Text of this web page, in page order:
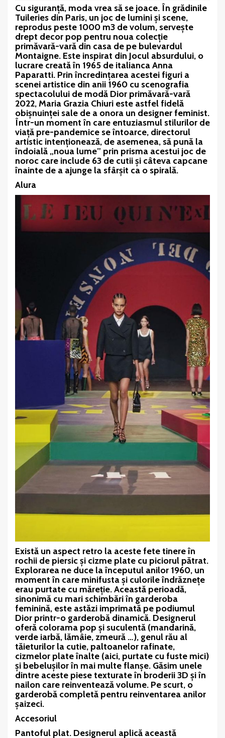
Cu siguranță, moda vrea să se joace. În grădinile
Tuileries din Paris, un joc de lumini și scene,
reprodus peste 1000 m3 de volum, servește
drept decor pop pentru noua colecție
primăvară-vară din casa de pe bulevardul
Montaigne. Este inspirat din Jocul absurdului, o
lucrare creată în 1965 de italianca Anna
Paparatti. Prin încredințarea acestei figuri a
scenei artistice din anii 1960 cu scenografia
spectacolului de modă Dior primăvară-vară
2022, Maria Grazia Chiuri este astfel fidelă
obișnuinței sale de a onora un designer feminist.
Într-un moment în care entuziasmul stilurilor de
viață pre-pandemice se întoarce, directorul
artistic intenționează, de asemenea, să pună la
îndoială „noua lume” prin prisma acestui joc de
noroc care include 63 de cutii și câteva capcane
înainte de a ajunge la sfârșit ca o spirală.
Alura
Există un aspect retro la aceste fete tinere în
rochii de piersic și cizme plate cu piciorul pătrat.
Explorarea ne duce la începutul anilor 1960, un
moment în care minifusta și culorile îndrăznețe
erau purtate cu măreție. Această perioadă,
sinonimă cu mari schimbări în garderoba
feminină, este astăzi imprimată pe podiumul
Dior printr-o garderobă dinamică. Designerul
oferă colorama pop și suculentă (mandarină,
verde iarbă, lămâie, zmeură …), genul rău al
tăieturilor la cutie, paltoanelor rafinate,
cizmelor plate înalte (aici, purtate cu fuste mici)
și bebelușilor în mai multe flanșe. Găsim unele
dintre aceste piese texturate în broderii 3D și în
nailon care reinventează volume. Pe scurt, o
garderobă completă pentru reinventarea anilor
șaizeci.
Accesoriul
Pantoful plat. Designerul aplică această